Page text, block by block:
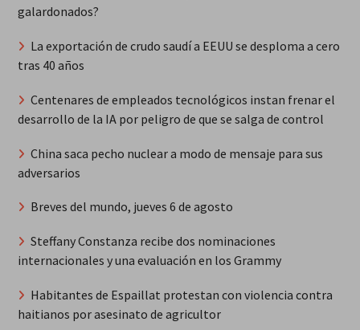
galardonados?
La exportación de crudo saudí a EEUU se desploma a cero
tras 40 años
Centenares de empleados tecnológicos instan frenar el
desarrollo de la IA por peligro de que se salga de control
China saca pecho nuclear a modo de mensaje para sus
adversarios
Breves del mundo, jueves 6 de agosto
Steffany Constanza recibe dos nominaciones
internacionales y una evaluación en los Grammy
Habitantes de Espaillat protestan con violencia contra
haitianos por asesinato de agricultor